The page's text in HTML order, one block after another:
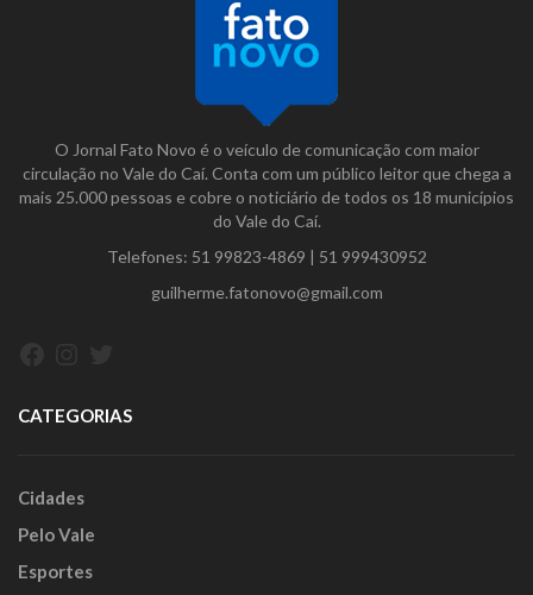
O Jornal Fato Novo é o veículo de comunicação com maior
circulação no Vale do Caí. Conta com um público leitor que chega a
mais 25.000 pessoas e cobre o noticiário de todos os 18 municípios
do Vale do Caí.
Telefones: 51 99823-4869 | 51 999430952
guilherme.fatonovo@gmail.com
CATEGORIAS
Cidades
Pelo Vale
Esportes